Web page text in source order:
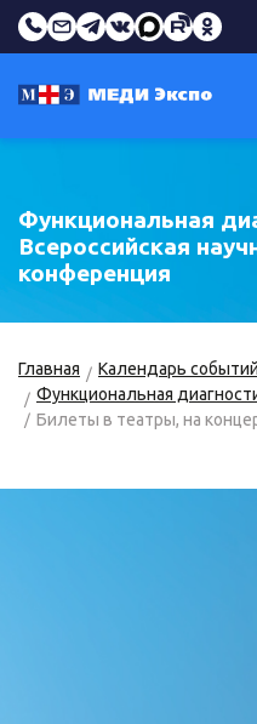
Функциональная
Всероссийская
конференция
Главная Календарь событий
Функциональная
Билеты в театры, на